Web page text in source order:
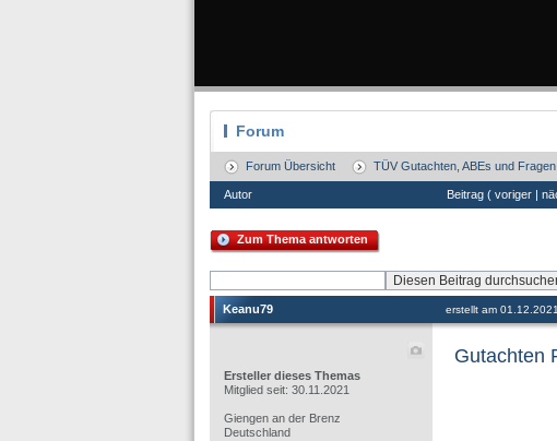
Forum
Forum Übersicht TÜV Gutachten, ABEs und
Autor Beitrag ( voriger |
Zum Thema antworten
Keanu79 erstellt am
Ersteller dieses Themas
Mitglied seit: 30.11.2021
Giengen an der Brenz
Deutschland
Gutachten